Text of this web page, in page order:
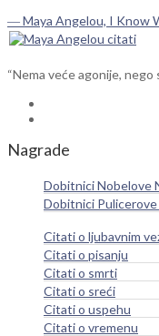
― Maya Angelou, I Know
“Nema veće agonije,
Nagrade
Dobitnici Nobelove
Dobitnici
Citati o ljubavnim
Citati o pisanju
Citati o smrti
Citati o sreći
Citati o uspehu
Citati o vremenu